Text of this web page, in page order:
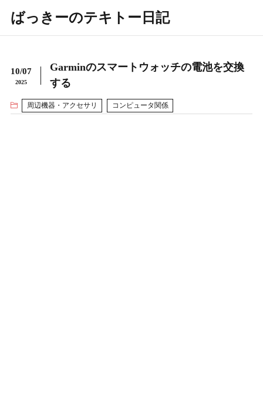
ばっきーのテキトー日記
10/07
2025
Garminのスマートウォッチの電池を交換
する
周辺機器・アクセサリ コンピュータ関係